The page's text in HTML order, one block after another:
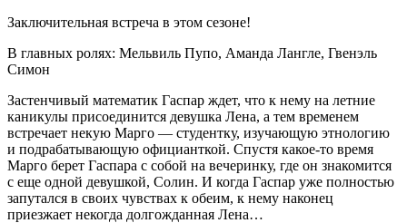
Заключительная встреча в этом сезоне!
В главных ролях: Мельвиль Пупо, Аманда Лангле, Гвенэль
Симон
Застенчивый математик Гаспар ждет, что к нему на летние
каникулы присоединится девушка Лена, а тем временем
встречает некую Марго — студентку, изучающую этнологию
и подрабатывающую официанткой. Спустя какое-то время
Марго берет Гаспара с собой на вечеринку, где он знакомится
с еще одной девушкой, Солин. И когда Гаспар уже полностью
запутался в своих чувствах к обеим, к нему наконец
приезжает некогда долгожданная Лена…